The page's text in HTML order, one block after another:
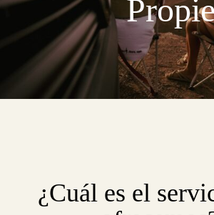
¿Cuál es el